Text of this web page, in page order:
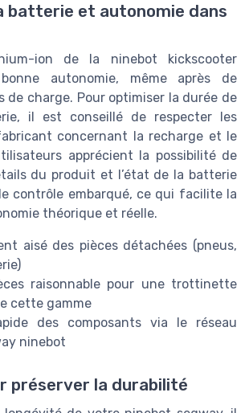
batterie et autonomie dans
ion de la ninebot kickscooter
autonomie, même après de
de charge. Pour optimiser la durée de
il est conseillé de respecter les
concernant la recharge et le
apprécient la possibilité de
du produit et l’état de la batterie
contrôle embarqué, ce qui facilite la
théorique et réelle.
aisé des pièces détachées (pneus,
raisonnable pour une trottinette
cette gamme
des composants via le réseau
ninebot
préserver la durabilité